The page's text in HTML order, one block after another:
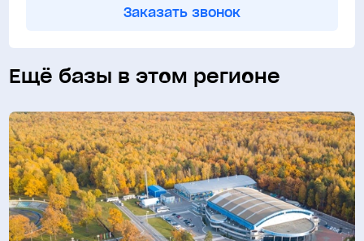
Заказать звонок
Ещё базы в этом регионе